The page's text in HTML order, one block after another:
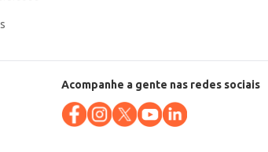
Acompanhe a gente nas redes sociais